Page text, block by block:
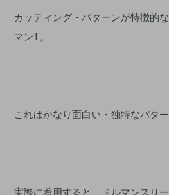
カッティング・パターンが特徴的
マンT。
これはかなり面白い・独特なパタ
実際に着用すると、ドルマンスリ